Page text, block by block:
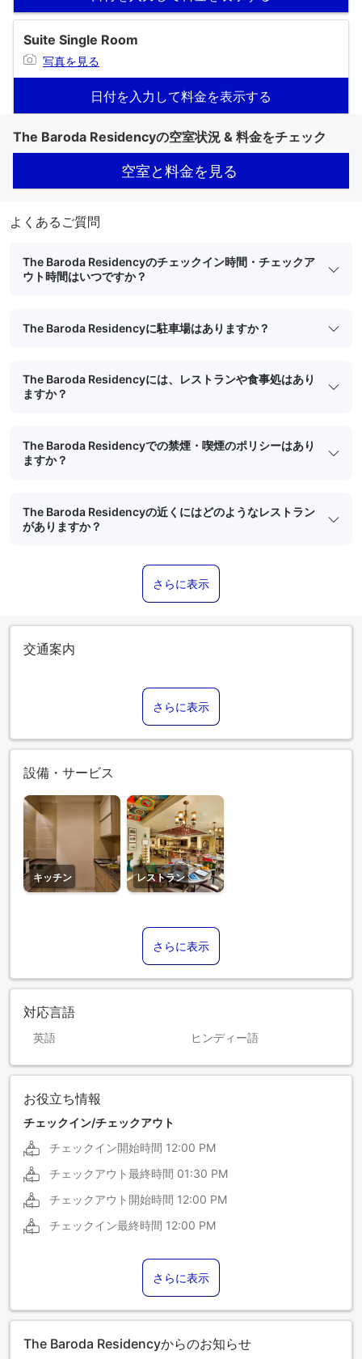
Suite Single Room
写真を見る
日付を入力して料金を表示する
The Baroda Residencyの空室状況 & 料金をチェック
空室と料金を見る
よくあるご質問
The Baroda Residencyのチェックイン時間・チェックア
ウト時間はいつですか？
The Baroda Residencyに駐車場はありますか？
The Baroda Residencyには、レストランや食事処はあり
ますか？
The Baroda Residencyでの禁煙・喫煙のポリシーはあり
ますか？
The Baroda Residencyの近くにはどのようなレストラン
がありますか？
さらに表示
交通案内
さらに表示
設備・サービス
キッチン レストラン
さらに表示
対応言語
英語 ヒンディー語
お役立ち情報
チェックイン/チェックアウト
チェックイン開始時間 12:00 PM
チェックアウト最終時間 01:30 PM
チェックアウト開始時間 12:00 PM
チェックイン最終時間 12:00 PM
さらに表示
The Baroda Residencyからのお知らせ